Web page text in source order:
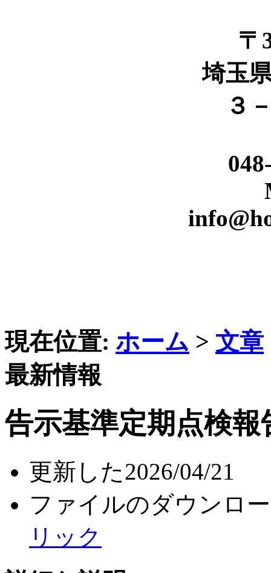
〒
埼玉
３
現在位置: ホーム > 文章
最新情報
告示基準定期点検報
更新した2026/04/21
ファイルのダウンロ
リック